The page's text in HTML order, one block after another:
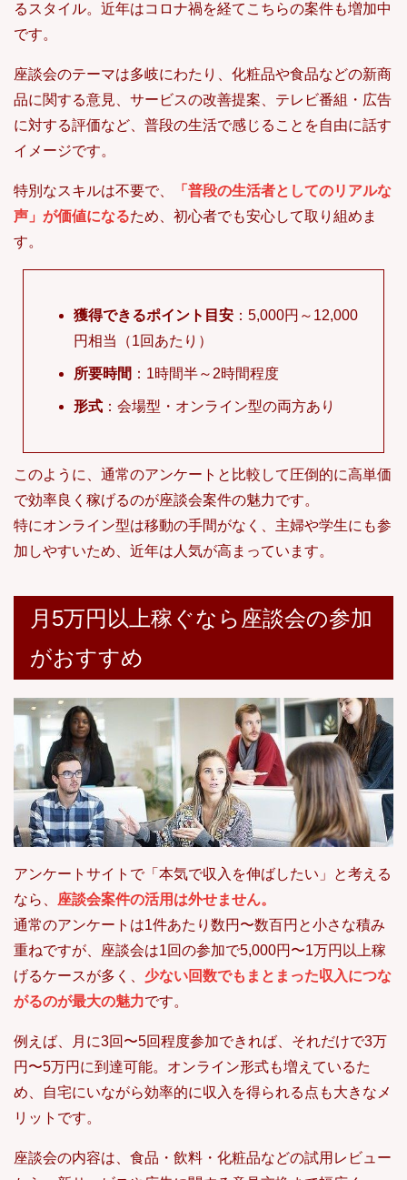
るスタイル。近年はコロナ禍を経てこちらの案件も増加中
です。
座談会のテーマは多岐にわたり、化粧品や食品などの新商
品に関する意見、サービスの改善提案、テレビ番組・広告
に対する評価など、普段の生活で感じることを自由に話す
イメージです。
特別なスキルは不要で、
「普段の生活者としてのリアルな
声」が価値になるため、初心者でも安心して取り組めま
す。
獲得できるポイント目安 ：5,000円～12,000
円相当（1回あたり）
所要時間 ：1時間半～2時間程度
形式 ：会場型・オンライン型の両方あり
このように、通常のアンケートと比較して圧倒的に高単価
で効率良く稼げるのが座談会案件の魅力です。
特にオンライン型は移動の手間がなく、主婦や学生にも参
加しやすいため、近年は人気が高まっています。
月5万円以上稼ぐなら座談会の参加
がおすすめ
アンケートサイトで「本気で収入を伸ばしたい」と考える
なら、 座談会案件の活用は外せません。
通常のアンケートは1件あたり数円〜数百円と小さな積み
重ねですが、座談会は1回の参加で5,000円〜1万円以上稼
げるケースが多く、 少ない回数でもまとまった収入につな
がるのが最大の魅力です。
例えば、月に3回〜5回程度参加できれば、それだけで3万
円〜5万円に到達可能。オンライン形式も増えているた
め、自宅にいながら効率的に収入を得られる点も大きなメ
リットです。
座談会の内容は、食品・飲料・化粧品などの試用レビュー